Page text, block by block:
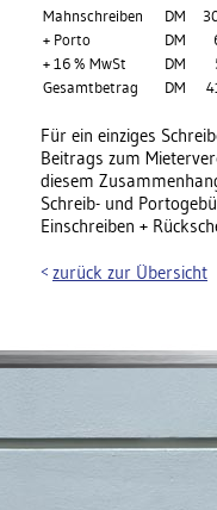
Mahnschreiben DM
+ Porto
DM
+ 16 % MwSt
DM
Gesamtbetrag
DM
Für ein einziges
Beitrags zum
diesem
Schreib- und
Einschreiben +
zurück zur Übersicht